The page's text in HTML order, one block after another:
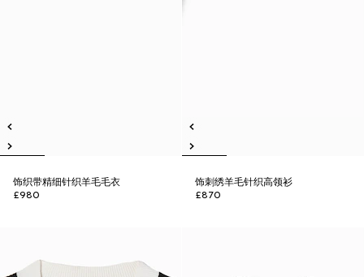
饰织带精细针织羊毛毛衣
£980
饰刺绣羊毛针织高领衫
£870